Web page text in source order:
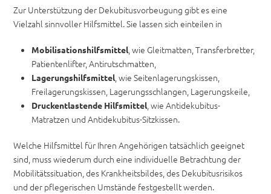
Zur Unterstützung der Dekubitusvorbeugung gibt es eine
Vielzahl sinnvoller Hilfsmittel. Sie lassen sich einteilen in
Mobilisationshilfsmittel, wie Gleitmatten, Transferbretter,
Patientenlifter, Antirutschmatten,
Lagerungshilfsmittel, wie Seitenlagerungskissen,
Freilagerungskissen, Lagerungsschlangen, Lagerungskeile,
Druckentlastende Hilfsmittel, wie Antidekubitus-
Matratzen und Antidekubitus-Sitzkissen.
Welche Hilfsmittel für Ihren Angehörigen tatsächlich geeignet
sind, muss wiederum durch eine individuelle Betrachtung der
Mobilitätssituation, des Krankheitsbildes, des Dekubitusrisikos
und der pflegerischen Umstände festgestellt werden.